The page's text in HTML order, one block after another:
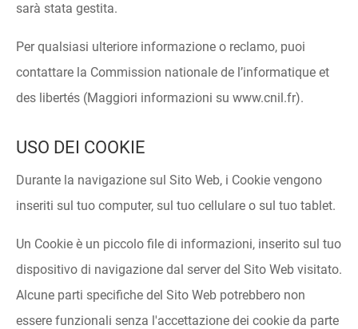
sarà stata gestita.
Per qualsiasi ulteriore informazione o reclamo, puoi
contattare la Commission nationale de l’informatique et
des libertés (Maggiori informazioni su www.cnil.fr).
USO DEI COOKIE
Durante la navigazione sul Sito Web, i Cookie vengono
inseriti sul tuo computer, sul tuo cellulare o sul tuo tablet.
Un Cookie è un piccolo file di informazioni, inserito sul tuo
dispositivo di navigazione dal server del Sito Web visitato.
Alcune parti specifiche del Sito Web potrebbero non
essere funzionali senza l'accettazione dei cookie da parte